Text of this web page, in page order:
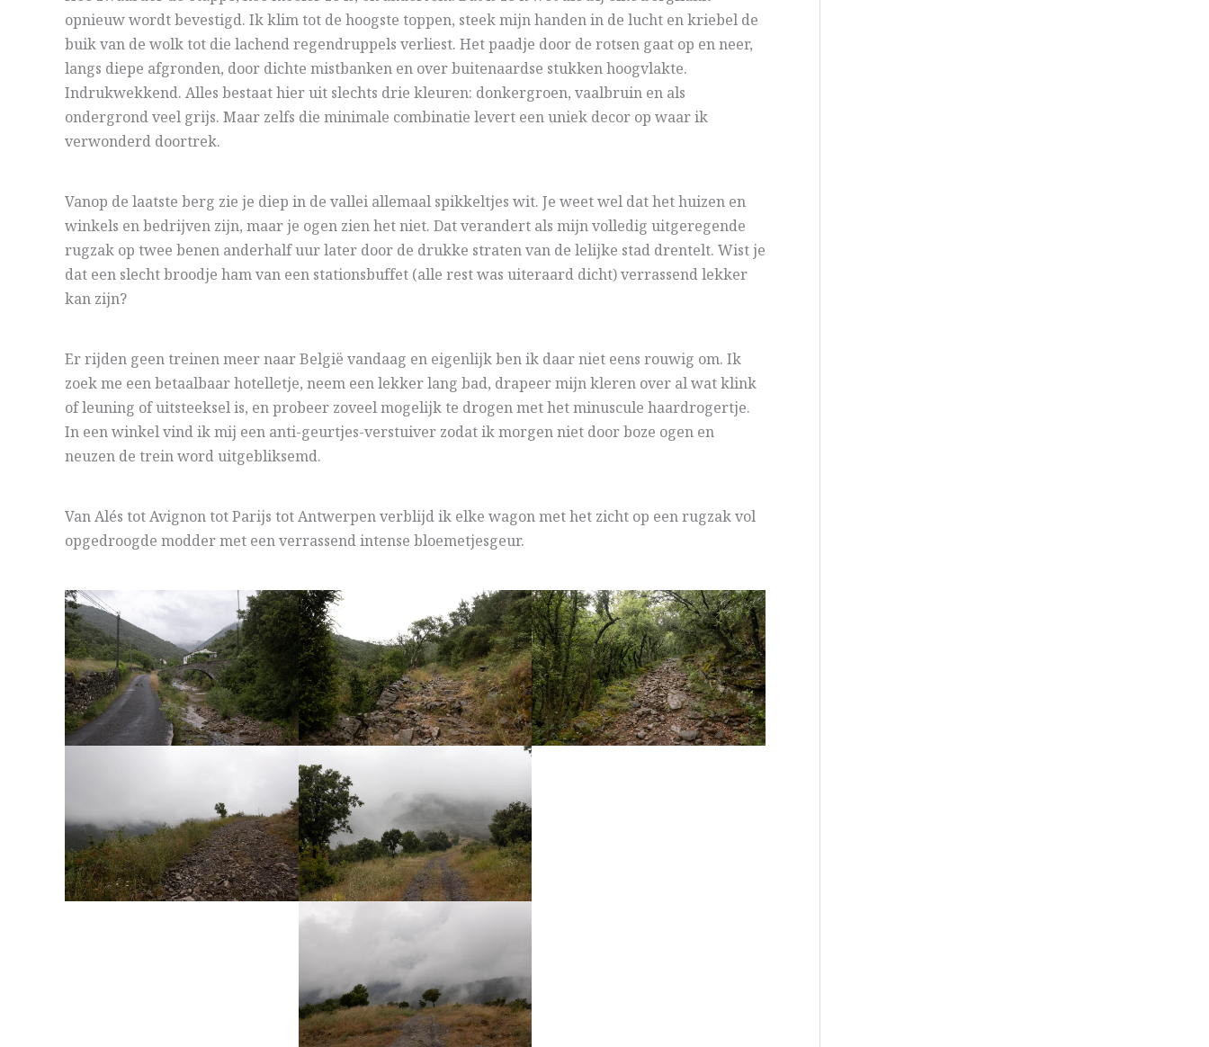
opnieuw wordt bevestigd. Ik klim tot de hoogste toppen, steek mijn handen in de lucht en kriebel de
buik van de wolk tot die lachend regendruppels verliest. Het paadje door de rotsen gaat op en neer,
langs diepe afgronden, door dichte mistbanken en over buitenaardse stukken hoogvlakte.
Indrukwekkend. Alles bestaat hier uit slechts drie kleuren: donkergroen, vaalbruin en als
ondergrond veel grijs. Maar zelfs die minimale combinatie levert een uniek decor op waar ik
verwonderd doortrek.
Vanop de laatste berg zie je diep in de vallei allemaal spikkeltjes wit. Je weet wel dat het huizen en
winkels en bedrijven zijn, maar je ogen zien het niet. Dat verandert als mijn volledig uitgeregende
rugzak op twee benen anderhalf uur later door de drukke straten van de lelijke stad drentelt. Wist je
dat een slecht broodje ham van een stationsbuffet (alle rest was uiteraard dicht) verrassend lekker
kan zijn?
Er rijden geen treinen meer naar België vandaag en eigenlijk ben ik daar niet eens rouwig om. Ik
zoek me een betaalbaar hotelletje, neem een lekker lang bad, drapeer mijn kleren over al wat klink
of leuning of uitsteeksel is, en probeer zoveel mogelijk te drogen met het minuscule haardrogertje.
In een winkel vind ik mij een anti-geurtjes-verstuiver zodat ik morgen niet door boze ogen en
neuzen de trein word uitgebliksemd.
Van Alés tot Avignon tot Parijs tot Antwerpen verblijd ik elke wagon met het zicht op een rugzak vol
opgedroogde modder met een verrassend intense bloemetjesgeur.